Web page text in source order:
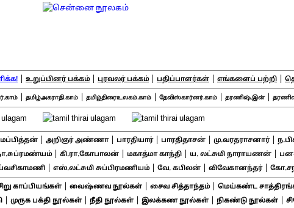
உறுப்பினர் பக்கம்| புரவலர் பக்கம்| பதிப்பாளர்கள் எங்களைப் பற்றி
| தமிழ்அகராதி.காம்| தமிழ்திரைஉலகம்.காம்| தேவிஸ்கார்னர்.காம்| தரணிஷ்.இன்|
அறிஞர் அண்ணா| பாரதியார்| பாரதிதாசன் மு.வரதராசனார்|
| கி.ரா.கோபாலன்| மகாத்மா காந்தி| ய. லட்சுமி நாராயணன்|
எஸ்.லட்சுமி சுப்பிரமணியம்| வே. கபிலன் விவேகானந்தர்|
காப்பியங்கள்| வைஷ்ணவ நூல்கள்| சைவ சித்தாந்தம்| மெய்கண்ட
| முருக பக்தி நூல்கள்| நீதி நூல்கள்| இலக்கண நூல்கள்| நிகண்டு நூல்கள்|